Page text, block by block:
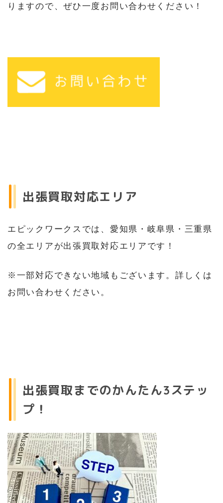
りますので、ぜひ一度お問い合わせください！
出張買取対応エリア
エピックワークスでは、愛知県・岐阜県・三重県
の全エリアが出張買取対応エリアです！
※一部対応できない地域もございます。詳しくは
お問い合わせください。
出張買取までのかんたん3ステッ
プ！